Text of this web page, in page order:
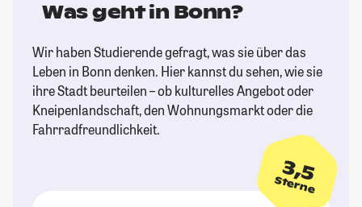
Was geht in Bonn?
Wir haben Studierende gefragt, was sie über das
Leben in Bonn denken. Hier kannst du sehen, wie sie
ihre Stadt beurteilen – ob kulturelles Angebot oder
Kneipenlandschaft, den Wohnungsmarkt oder die
Fahrradfreundlichkeit.
3,5
Sterne